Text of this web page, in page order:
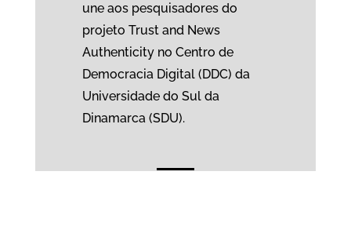
une aos pesquisadores do
projeto Trust and News
Authenticity no Centro de
Democracia Digital (DDC) da
Universidade do Sul da
Dinamarca (SDU).